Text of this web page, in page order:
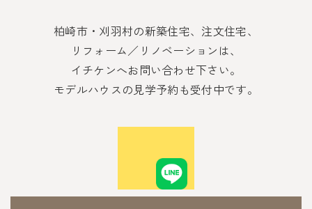
柏崎市・刈羽村の新築住宅、注文住宅、
リフォーム／リノベーションは、
イチケンへお問い合わせ下さい。
モデルハウスの見学予約も受付中です。